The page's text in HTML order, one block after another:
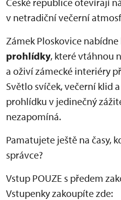
v netradiční večerní
Zámek Ploskovice nabídne
prohlídky, které vtáhnou
a oživí zámecké interiéry
Světlo svíček, večerní klid
prohlídku v jedinečný
nezapomíná.
Pamatujete ještě na časy,
správce?
Vstup POUZE s předem
Vstupenky zakoupíte zde: